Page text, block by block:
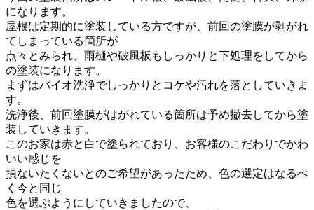
になります。
屋根は定期的に塗装している方ですが、前回の塗膜が剥がれ
てしまっている箇所が
点々とみられ、雨樋や破風板もしっかりと下処理をしてから
の塗装になります。
まずはバイオ洗浄でしっかりとコケや汚れを落としていきま
す。
洗浄後、前回塗膜がはがれている箇所は予め撤去してから塗
装していきます。
このお家は赤と白で塗られており、お客様のこだわりでかわ
いい感じを
損ないたくないとのご希望があったため、色の選定はなるべ
く今と同じ
色を選ぶようにしていきましたので、